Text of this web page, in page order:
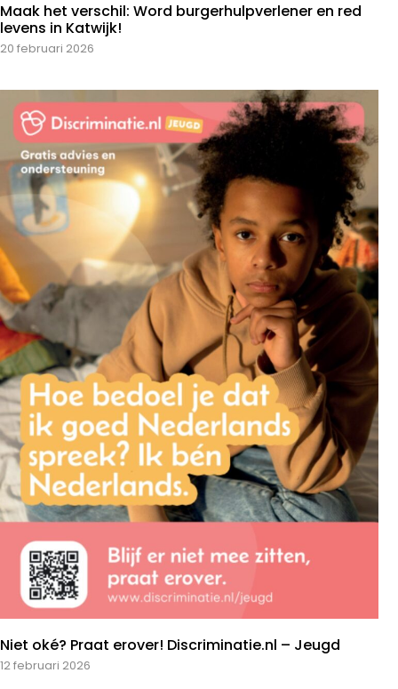
Maak het verschil: Word burgerhulpverlener en red
levens in Katwijk!
20 februari 2026
Niet oké? Praat erover! Discriminatie.nl – Jeugd
12 februari 2026